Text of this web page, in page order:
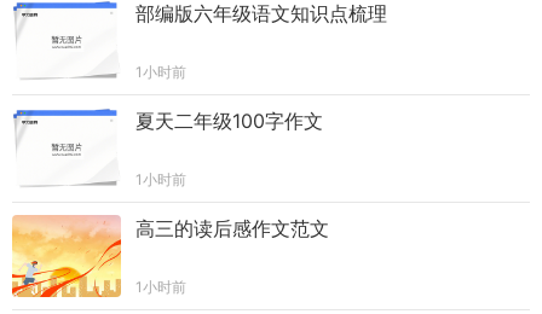
部编版六年级语文知识点梳理
1小时前
夏天二年级100字作文
1小时前
高三的读后感作文范文
1小时前